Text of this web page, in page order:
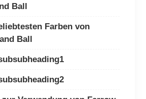
Ball
Farben von
Ball